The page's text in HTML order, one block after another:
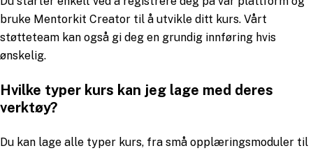
bruke Mentorkit Creator til å utvikle ditt kurs. Vårt
støtteteam kan også gi deg en grundig innføring hvis
ønskelig.
Hvilke typer kurs kan jeg lage med deres
verktøy?
Du kan lage alle typer kurs, fra små opplæringsmoduler til